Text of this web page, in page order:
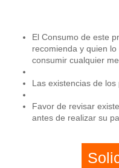
El Consumo de este
recomienda y quien
consumir cualquier
Las existencias de
Favor de revisar
antes de realizar su